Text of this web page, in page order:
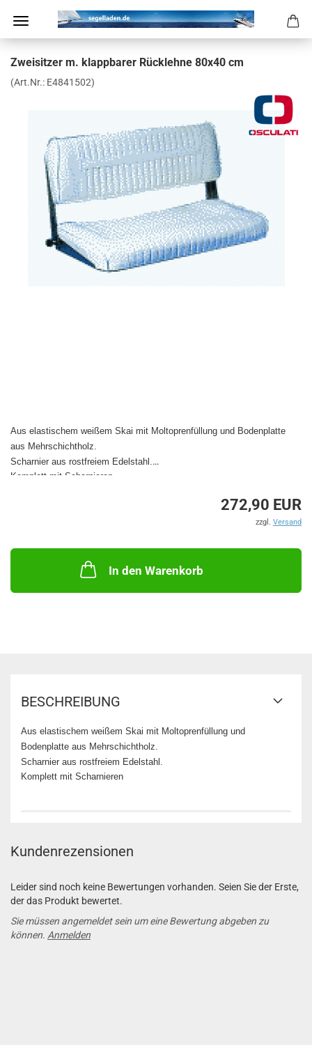
Zwei­sit­zer m. klapp­ba­rer Rück­leh­ne 80x40 cm
(Art.Nr.: E4841502)
Aus elastischem weißem Skai mit Moltoprenfüllung und Bodenplatte
aus Mehrschichtholz.
Scharnier aus rostfreiem Edelstahl.
Komplett mit Scharnieren
272,90 EUR
zzgl. Versand
In den Warenkorb
BESCHREIBUNG
Aus elastischem weißem Skai mit Moltoprenfüllung und
Bodenplatte aus Mehrschichtholz.
Scharnier aus rostfreiem Edelstahl.
Komplett mit Scharnieren
Kundenrezensionen
Leider sind noch keine Bewertungen vorhanden. Seien Sie der Erste,
der das Produkt bewertet.
Sie müssen angemeldet sein um eine Bewertung abgeben zu
können. Anmelden